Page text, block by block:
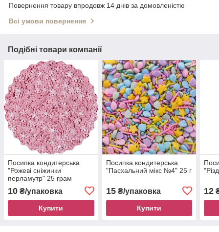
Повернення товару впродовж 14 днів за домовленістю
Всі умови повернення
Подібні товари компанії
Посипка кондитерська
"Рожеві сніжинки
перламутр" 25 грам
10 ₴/упаковка
Купити
Посипка кондитерська
"Пасхальний мікс №4" 25 г
15₴/упаковка
Купити
12